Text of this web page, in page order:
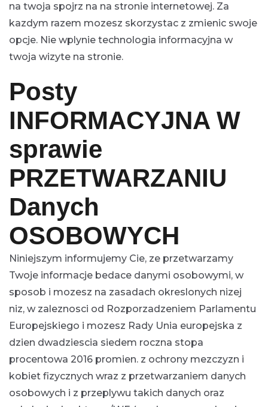
na twoja spojrz na na stronie internetowej. Za
kazdym razem mozesz skorzystac z zmienic swoje
opcje. Nie wplynie technologia informacyjna w
twoja wizyte na stronie.
Posty
INFORMACYJNA W
sprawie
PRZETWARZANIU
Danych
OSOBOWYCH
Niniejszym informujemy Cie, ze przetwarzamy
Twoje informacje bedace danymi osobowymi, w
sposob i mozesz na zasadach okreslonych nizej
niz, w zaleznosci od Rozporzadzeniem Parlamentu
Europejskiego i mozesz Rady Unia europejska z
dzien dwadziescia siedem roczna stopa
procentowa 2016 promien. z ochrony mezczyzn i
kobiet fizycznych wraz z przetwarzaniem danych
osobowych i z przeplywu takich danych oraz